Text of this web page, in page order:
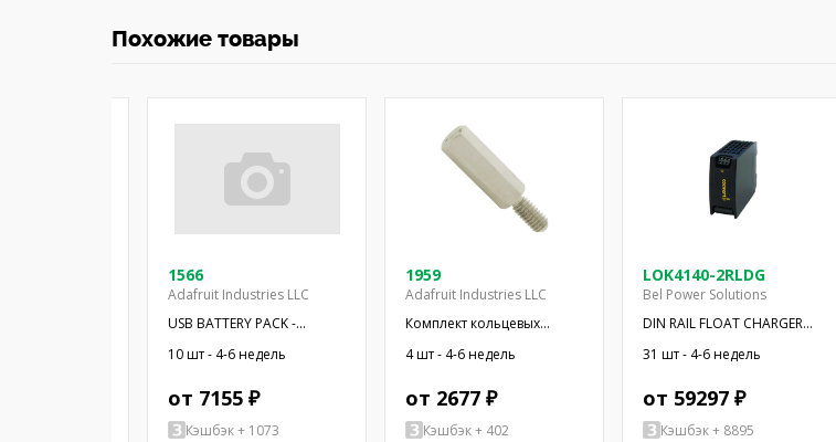
Похожие товары
1566
Adafruit Industries LLC
USB BATTERY PACK -
10000MAH - 2
10 шт - 4-6 недель
от 7155 ₽
Кэшбэк + 1073
1959
Adafruit Industries LLC
Комплект кольцевых
отверстий; 9шт.
4 шт - 4-6 недель
от 2677 ₽
Кэшбэк + 402
LOK4140-2RLDG
Bel Power Solutions
DIN RAIL FLOAT CHARGER
50W 12V
31 шт - 4-6 недель
от 59297 ₽
Кэшбэк + 8895